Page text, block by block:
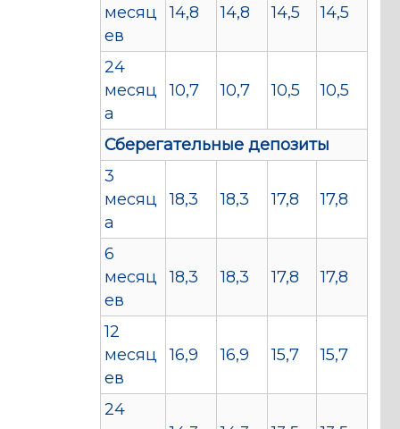
месяц
ев
14,8 14,8 14,5 14,5
24
месяц
а
10,7 10,7 10,5 10,5
Сберегательные депозиты
3
месяц
а
18,3 18,3 17,8 17,8
6
месяц
ев
18,3 18,3 17,8 17,8
12
месяц
ев
16,9 16,9 15,7 15,7
24